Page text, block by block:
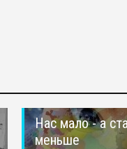
Нас мало - а
меньше